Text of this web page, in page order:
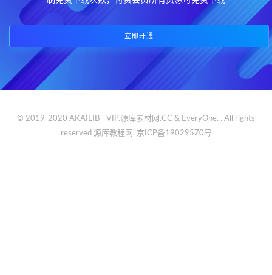
立即开通
© 2019-2020 AKAILIB - VIP.源库素材网.CC & EveryOne. . All rights
reserved 源库教程网. 京ICP备19029570号